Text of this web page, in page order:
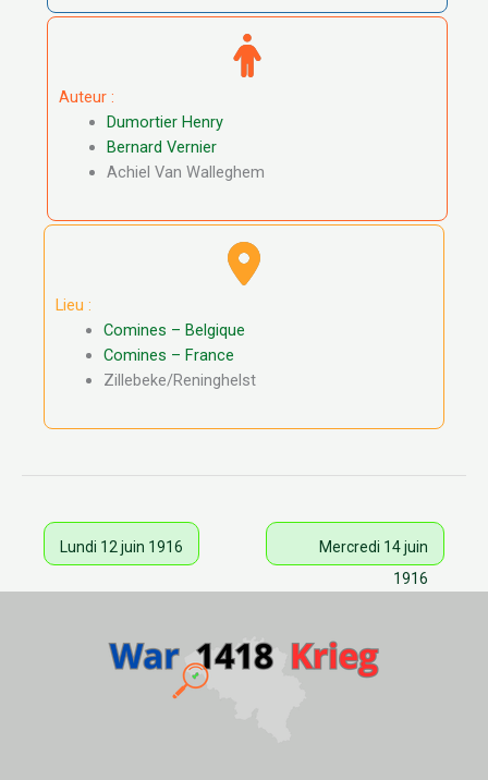
Auteur :
Dumortier Henry
Bernard Vernier
Achiel Van Walleghem
Lieu :
Comines – Belgique
Comines – France
Zillebeke/Reninghelst
Lundi 12 juin 1916
Mercredi 14 juin
1916